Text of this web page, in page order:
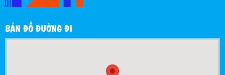
BẢN ĐỒ ĐƯỜNG ĐI